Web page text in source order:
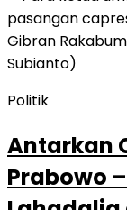
Politik
Antarkan
Prabowo